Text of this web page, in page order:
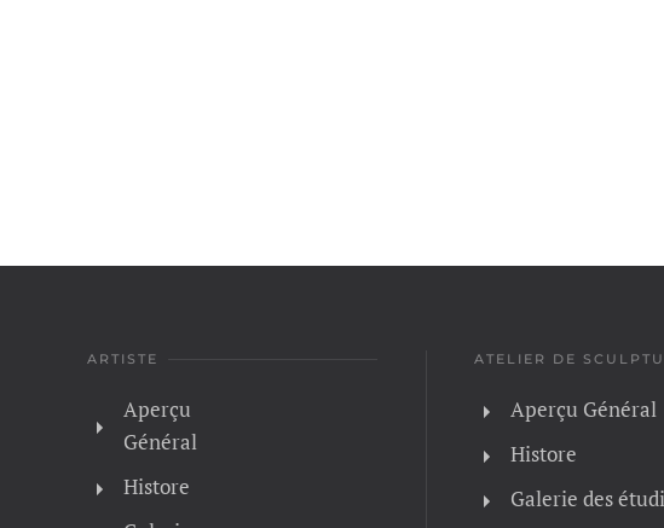
ARTISTE
Aperçu
Général
Histore
ATELIER DE
Aperçu Général
Histore
Galerie des